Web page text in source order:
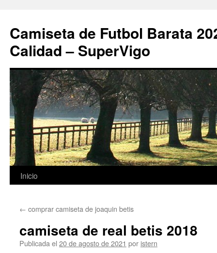
Camiseta de Futbol Barata
Calidad – SuperVigo
Saltar
contenido
Inicio
← comprar camiseta de joaquin betis
camiseta de real betis 2018
Publicada el 20 de agosto de 2021 por istern